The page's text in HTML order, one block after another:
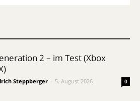
2 – im Test (Xbox
Steppberger 5. August 2026 0